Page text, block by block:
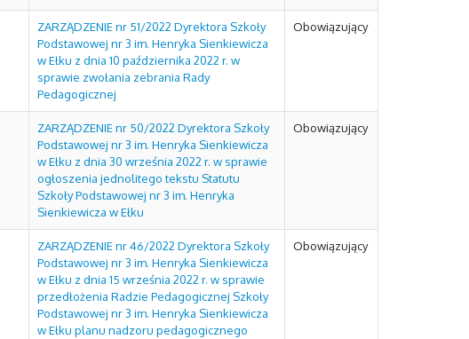
ZARZĄDZENIE nr 51/2022 Dyrektora Szkoły
Podstawowej nr 3 im. Henryka Sienkiewicza
w Ełku z dnia 10 października 2022 r. w
sprawie zwołania zebrania Rady
Pedagogicznej
Obowiązujący
ZARZĄDZENIE nr 50/2022 Dyrektora Szkoły
Podstawowej nr 3 im. Henryka Sienkiewicza
w Ełku z dnia 30 września 2022 r. w sprawie
ogłoszenia jednolitego tekstu Statutu
Szkoły Podstawowej nr 3 im. Henryka
Sienkiewicza w Ełku
Obowiązujący
ZARZĄDZENIE nr 46/2022 Dyrektora Szkoły
Podstawowej nr 3 im. Henryka Sienkiewicza
w Ełku z dnia 15 września 2022 r. w sprawie
przedłożenia Radzie Pedagogicznej Szkoły
Podstawowej nr 3 im. Henryka Sienkiewicza
w Ełku planu nadzoru pedagogicznego
Obowiązujący